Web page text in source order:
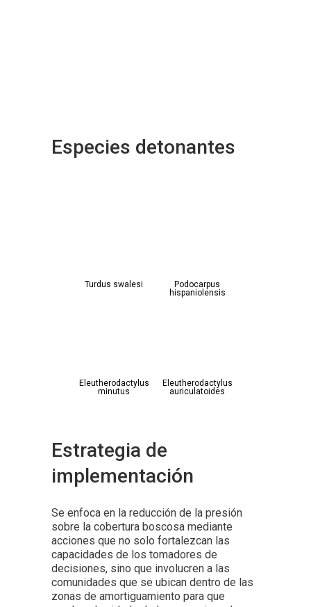
Especies detonantes
Turdus swalesi
Podocarpus
hispaniolensis
Eleutherodactylus
minutus
Eleutherodactylus
auriculatoides
Estrategia de
implementación
Se enfoca en la reducción de la presión
sobre la cobertura boscosa mediante
acciones que no solo fortalezcan las
capacidades de los tomadores de
decisiones, sino que involucren a las
comunidades que se ubican dentro de las
zonas de amortiguamiento para que